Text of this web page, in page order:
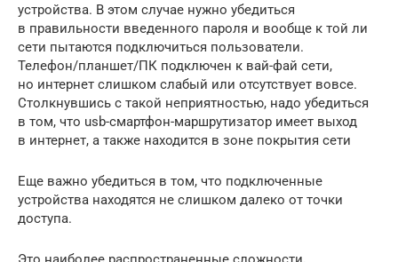
устройства. В этом случае нужно убедиться
в правильности введенного пароля и вообще к той ли
сети пытаются подключиться пользователи.
Телефон/планшет/ПК подключен к вай-фай сети,
но интернет слишком слабый или отсутствует вовсе.
Столкнувшись с такой неприятностью, надо убедиться
в том, что usb-смартфон-маршрутизатор имеет выход
в интернет, а также находится в зоне покрытия сети
Еще важно убедиться в том, что подключенные
устройства находятся не слишком далеко от точки
доступа.